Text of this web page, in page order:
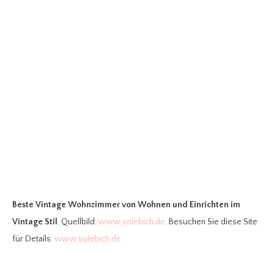
Beste Vintage Wohnzimmervon Wohnen und Einrichten im
Vintage Stil . Quellbild:www.solebich.de. Besuchen Sie diese Site
für Details:www.solebich.de